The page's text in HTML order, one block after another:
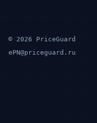
© 2026 PriceGuard
ePN@priceguard.ru